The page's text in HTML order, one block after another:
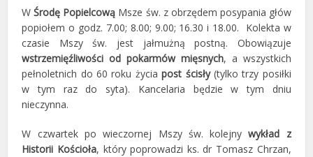
WŚrodę Popielcową Msze św. z obrzędem posypania głów
popiołem o godz. 7.00; 8.00; 9.00; 16.30 i 18.00. Kolekta w
czasie Mszy św. jest jałmużną postną. Obowiązuje
wstrzemięźliwości od pokarmów mięsnych, a wszystkich
pełnoletnich do 60 roku życia post ścisły(tylko trzy posiłki
w tym raz do syta). Kancelaria będzie w tym dniu
nieczynna.
W czwartek po wieczornej Mszy św. kolejnywykład z
Historii Kościoła, który poprowadzi ks. dr Tomasz Chrzan,